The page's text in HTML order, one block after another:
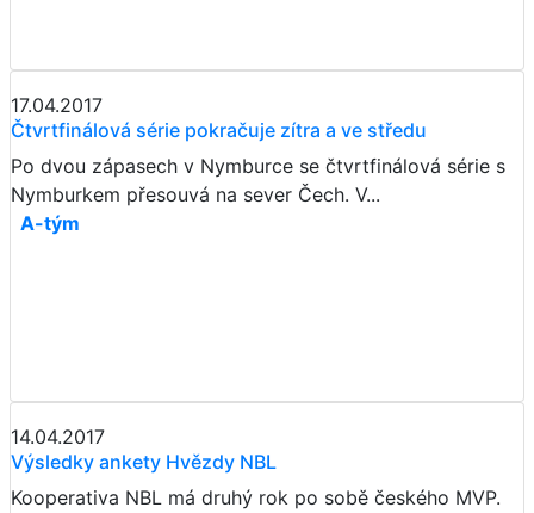
17.04.2017
Čtvrtfinálová série pokračuje zítra a ve středu
Po dvou zápasech v Nymburce se čtvrtfinálová série s
Nymburkem přesouvá na sever Čech. V...
A-tým
14.04.2017
Výsledky ankety Hvězdy NBL
Kooperativa NBL má druhý rok po sobě českého MVP.